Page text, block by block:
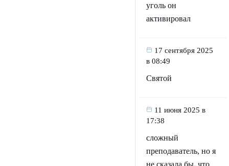
уголь он
активировал
17 сентября 2025
в 08:49
Святой
11 июня 2025 в
17:38
сложный
преподаватель, но я
не сказала бы, что